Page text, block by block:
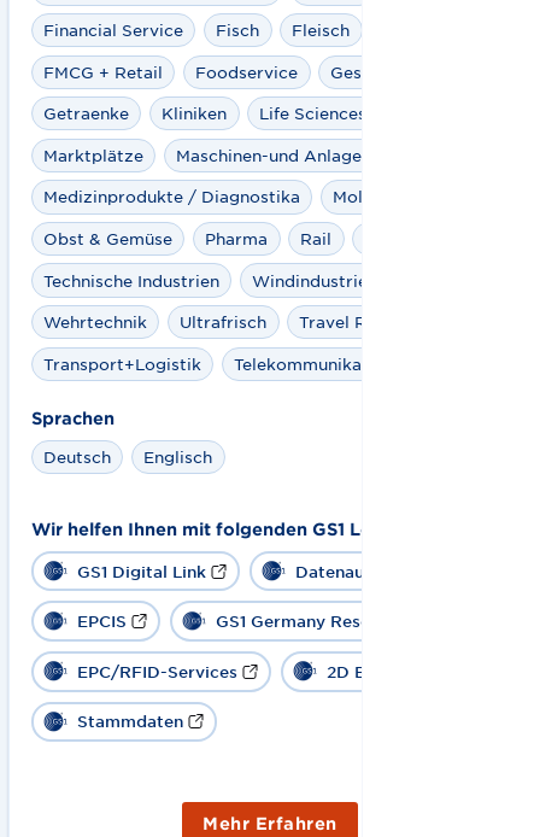
Financial Service Fisch Fleisch
FMCG + Retail Foodservice Gesundheitswesen
Getraenke Kliniken Life Sciences
Marktplätze Maschinen-und Anlagenbau
Medizinprodukte / Diagnostika Molkereiprodukte
Obst & Gemüse Pharma Rail
Technische Industrien Windindustrie
Wehrtechnik Ultrafrisch Travel Retail
Transport+Logistik Telekommunikation
Sprachen
Deutsch
Englisch
Wir helfen Ihnen mit folgenden GS1 Lösungen:
GS1 Digital Link Datenaustausch
EPCIS GS1 Germany Resolver
EPC/RFID-Services 2D Barcode
Stammdaten
Mehr Erfahren